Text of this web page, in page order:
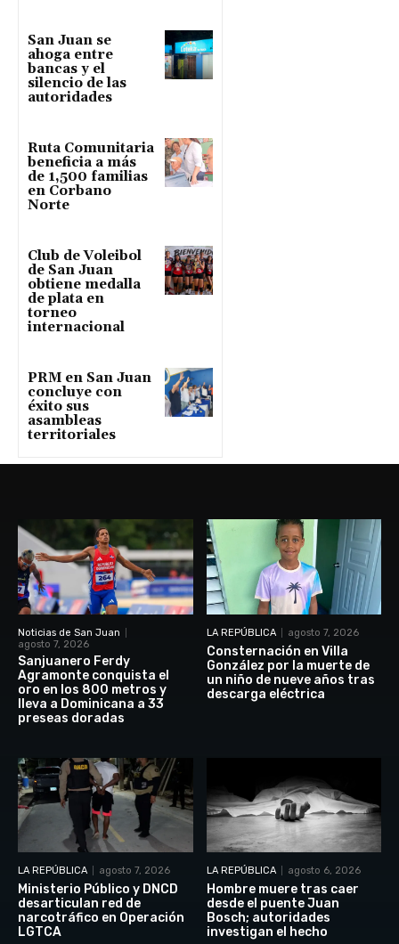
San Juan se
ahoga entre
bancas y el
silencio de las
autoridades
Ruta Comunitaria
beneficia a más
de 1,500 familias
en Corbano
Norte
Club de Voleibol
de San Juan
obtiene medalla
de plata en
torneo
internacional
PRM en San Juan
concluye con
éxito sus
asambleas
territoriales
Noticias de San Juan
agosto 7, 2026
Sanjuanero Ferdy
Agramonte conquista el
oro en los 800 metros y
lleva a Dominicana a 33
preseas doradas
LA REPÚBLICA agosto 7, 2026
Consternación en Villa
González por la muerte de
un niño de nueve años tras
descarga eléctrica
LA REPÚBLICA agosto 7, 2026
Ministerio Público y DNCD
desarticulan red de
narcotráfico en Operación
LGTCA
LA REPÚBLICA agosto 6, 2026
Hombre muere tras caer
desde el puente Juan
Bosch; autoridades
investigan el hecho